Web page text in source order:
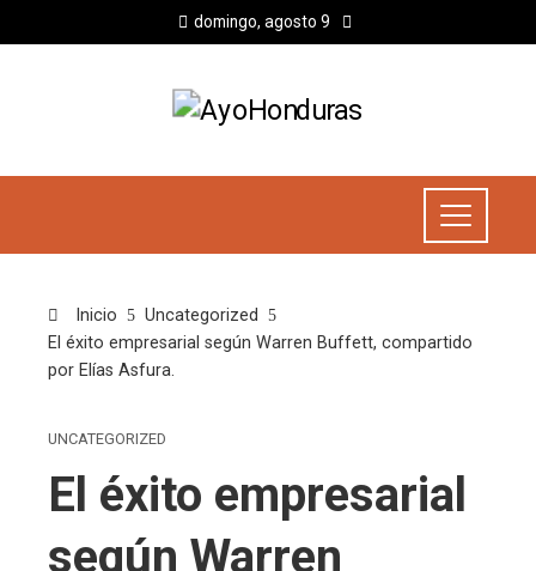
domingo, agosto 9
Inicio
Uncategorized
El éxito empresarial según Warren Buffett, compartido
por Elías Asfura.
UNCATEGORIZED
El éxito empresarial
según Warren